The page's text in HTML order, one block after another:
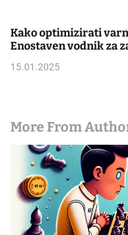
Kako optimizirati
Enostaven vodnik za
15.01.2025
More From